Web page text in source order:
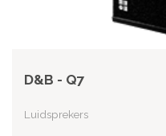
D&B - Q7
Luidsprekers